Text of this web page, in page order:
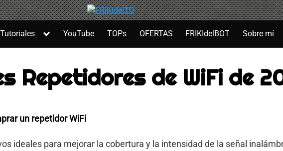
Tutoriales YouTube TOPs OFERTAS FRIKIdelBOT Sobre mí
Repetidores de WiFi de
un repetidor WiFi
ideales para mejorar la cobertura y la intensidad de la señal